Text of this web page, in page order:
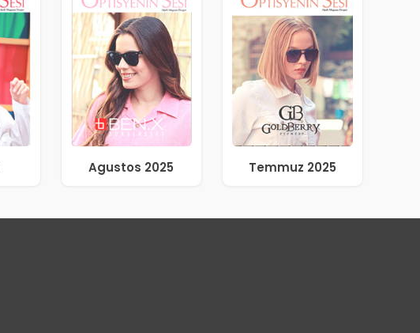
Agustos 2025 Temmuz 2025